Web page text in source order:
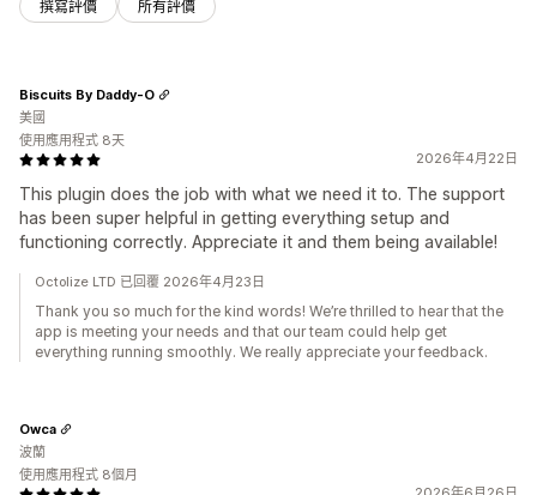
撰寫評價 所有評價
2026年4月22日
This plugin does the job with what we need it to. The support
has been super helpful in getting everything setup and
functioning correctly. Appreciate it and them being available!
Biscuits By Daddy-O
美國
使用應用程式 8天
Octolize LTD 已回覆 2026年4月23日
Thank you so much for the kind words! We’re thrilled to hear that the
app is meeting your needs and that our team could help get
everything running smoothly. We really appreciate your feedback.
Owca
波蘭
使用應用程式 8個月